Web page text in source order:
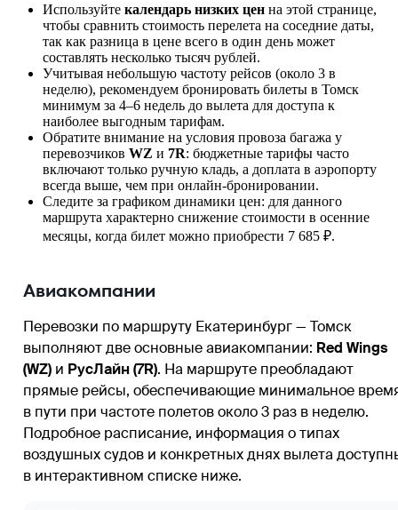
Используйте календарь низких цен на этой странице,
чтобы сравнить стоимость перелета на соседние даты,
так как разница в цене всего в один день может
составлять несколько тысяч рублей.
Учитывая небольшую частоту рейсов (около 3 в
неделю), рекомендуем бронировать билеты в Томск
минимум за 4–6 недель до вылета для доступа к
наиболее выгодным тарифам.
Обратите внимание на условия провоза багажа у
перевозчиков WZ и 7R: бюджетные тарифы часто
включают только ручную кладь, а доплата в аэропорту
всегда выше, чем при онлайн-бронировании.
Следите за графиком динамики цен: для данного
маршрута характерно снижение стоимости в осенние
месяцы, когда билет можно приобрести 7 685 ₽.
Авиакомпании
Перевозки по маршруту Екатеринбург— Томск
выполняют две основные авиакомпании: Red Wings
(WZ) и РусЛайн (7R). На маршруте преобладают
прямые рейсы, обеспечивающие минимальное
в пути при частоте полетов около 3 раз в неделю.
Подробное расписание, информация о типах
воздушных судов и конкретных днях вылета
в интерактивном списке ниже.